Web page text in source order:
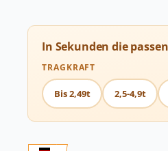
In Sekunden die
TRAGKRAFT
Bis 2,49t 2,5-4,9t